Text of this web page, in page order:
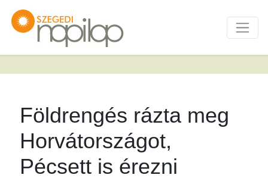
Földrengés rázta meg
Horvátországot,
Pécsett is érezni